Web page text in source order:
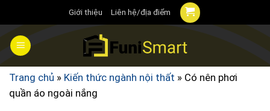
đến
nội
dung
Giới thiệu Liên hệ/địa điểm
Trang chủ » Kiến thức ngành nội thất » Có nên phơi
quần áo ngoài nắng